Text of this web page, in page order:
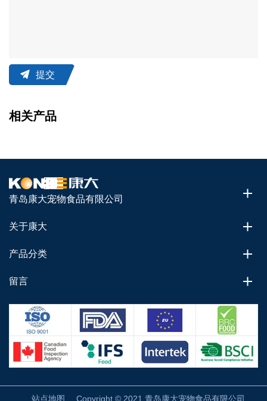
提交
相关产品
青岛康大宠物食品有限公司
关于康大
产品分类
留言
站点地图 Copyright © 2021 青岛康大宠物食品有限公司